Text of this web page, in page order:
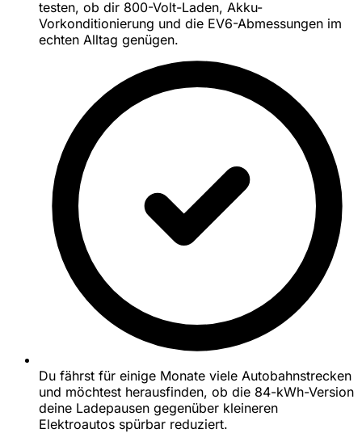
testen, ob dir 800-Volt-Laden, Akku-
Vorkonditionierung und die EV6-Abmessungen im
echten Alltag genügen.
Du fährst für einige Monate viele Autobahnstrecken
und möchtest herausfinden, ob die 84-kWh-Version
deine Ladepausen gegenüber kleineren
Elektroautos spürbar reduziert.